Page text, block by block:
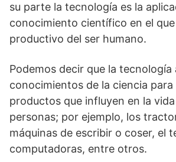
su parte la tecnología es la
conocimiento científico en el
productivo del ser humano.
Podemos decir que la tecnología
conocimientos de la ciencia
productos que influyen en la
personas; por ejemplo, los
máquinas de escribir o coser, el
computadoras, entre otros.